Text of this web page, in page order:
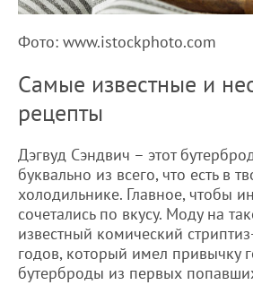
Фото: www.istockphoto.com
Самые известные и
рецепты
Дэгвуд Сэндвич – этот
буквально из всего, что есть в
холодильнике. Главное, чтобы
сочетались по вкусу. Моду на
известный комический
годов, который имел привычку
бутерброды из первых